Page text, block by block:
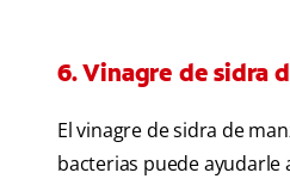
6. Vinagre de sidra
El vinagre de sidra de
bacterias puede ayudarle